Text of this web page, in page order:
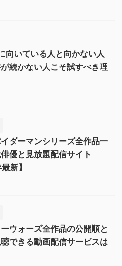
向いている人と向かない人
続かない人こそ試すべき理
ダーマンシリーズ全作品一
優と見放題配信サイト
新】
ウォーズ全作品の公開順と
できる動画配信サービスは